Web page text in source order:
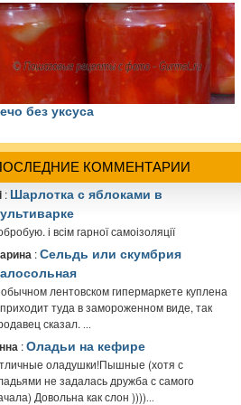
без уксуса
КОММЕНТАРИИ
: Шарлотка с яблоками в
і всім гарної самоізоляції
:Сельдь или скумбрия
лентовском гипермаркете куплена
туда в замороженном виде, так
сказал. ...
:Оладьи на кефире
оладушки!Пышные (хотя с
не задалась дружба с самого
Довольна как слон ))))...